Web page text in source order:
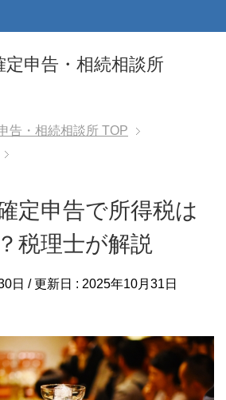
申告・相続相談所
告・相続相談所 TOP
定申告で所得税は
税理士が解説
日 / 更新日 : 2025年10月31日